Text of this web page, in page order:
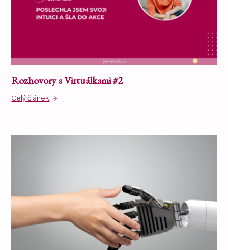
Rozhovory s Virtuálkami #2
Celý článek